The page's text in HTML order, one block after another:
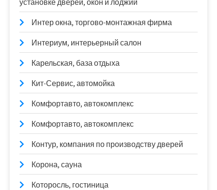
Интер окна, торгово-монтажная фирма
Интериум, интерьерный салон
Карельская, база отдыха
Кит-Сервис, автомойка
Комфортавто, автокомплекс
Комфортавто, автокомплекс
Контур, компания по производству дверей
Корона, сауна
Которосль, гостиница